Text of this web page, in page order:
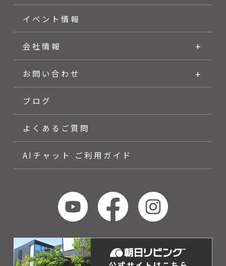
弊社では、お客様等の個人情報の安全管理が図ら
します。また、従業者に対して個人情報の適正な
取り扱いの確保のために必要な教育を実施しま
当サイトではクッキー（Cookie）を利用しており
ます。クッキー（Cookie）を使用する目的はお客
様が当サイトを再訪された際に便利にお使い頂く
ことを目的に使用しており、お客様のプライバシ
７．適用範囲
本プライバシーポリシーは当サイト内にのみ適用
のサイトでの個人情報保護についてはリンク先の
プライバシーポリシーによって行われます。
イベント情報
会社情報
お問い合わせ
ブログ
よくあるご質問
AIチャット ご利用ガイド